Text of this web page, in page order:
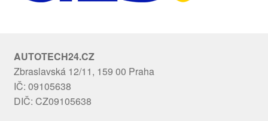
AUTOTECH24.CZ
Zbraslavská 12/11, 159 00 Praha
IČ: 09105638
DIČ: CZ09105638